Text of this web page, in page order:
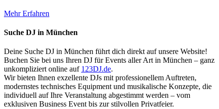
Mehr Erfahren
Suche DJ in München
Deine Suche DJ in München führt dich direkt auf unsere Website!
Buchen Sie bei uns Ihren DJ für Events aller Art in München – ganz
unkompliziert online auf 123DJ.de.
Wir bieten Ihnen exzellente DJs mit professionellem Auftreten,
modernstes technisches Equipment und musikalische Konzepte, die
individuell auf Ihre Veranstaltung abgestimmt werden – vom
exklusiven Business Event bis zur stilvollen Privatfeier.